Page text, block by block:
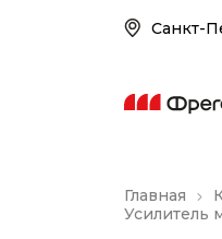
Главная
Усилитель